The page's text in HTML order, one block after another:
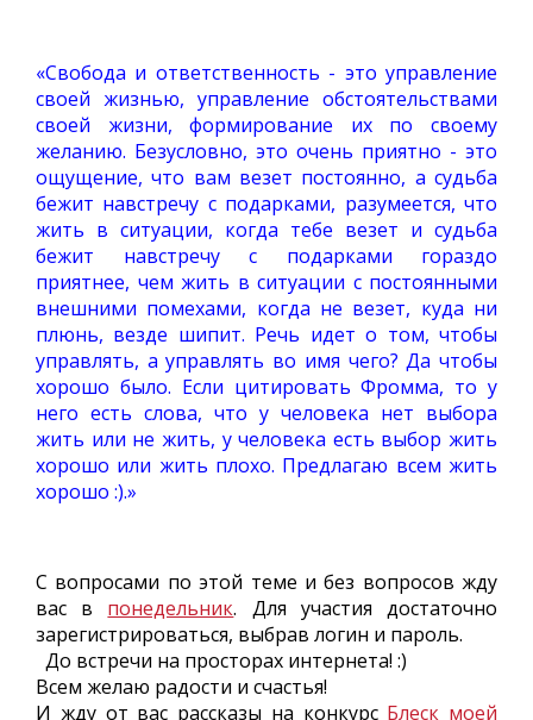
«Свобода и ответственность - это управление
своей жизнью, управление обстоятельствами
своей жизни, формирование их по своему
желанию. Безусловно, это очень приятно - это
ощущение, что вам везет постоянно, а судьба
бежит навстречу с подарками, разумеется, что
жить в ситуации, когда тебе везет и судьба
бежит навстречу с подарками гораздо
приятнее, чем жить в ситуации с постоянными
внешними помехами, когда не везет, куда ни
плюнь, везде шипит. Речь идет о том, чтобы
управлять, а управлять во имя чего? Да чтобы
хорошо было. Если цитировать Фромма, то у
него есть слова, что у человека нет выбора
жить или не жить, у человека есть выбор жить
хорошо или жить плохо. Предлагаю всем жить
хорошо :).»
С вопросами по этой теме и без вопросов жду
вас в понедельник. Для участия достаточно
зарегистрироваться, выбрав логин и пароль.
До встречи на просторах интернета! :)
Всем желаю радости и счастья!
И жду от вас рассказы на конкурс Блеск моей